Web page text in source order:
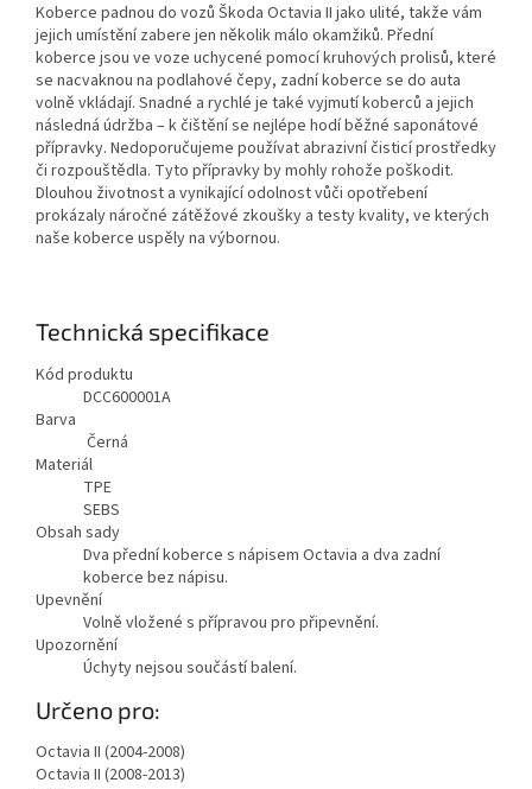
Koberce padnou do vozů Škoda Octavia II jako ulité, takže vám
jejich umístění zabere jen několik málo okamžiků. Přední
koberce jsou ve voze uchycené pomocí kruhových prolisů, které
se nacvaknou na podlahové čepy, zadní koberce se do auta
volně vkládají. Snadné a rychlé je také vyjmutí koberců a jejich
následná údržba – k čištění se nejlépe hodí běžné saponátové
přípravky. Nedoporučujeme používat abrazivní čisticí prostředky
či rozpouštědla. Tyto přípravky by mohly rohože poškodit.
Dlouhou životnost a vynikající odolnost vůči opotřebení
prokázaly náročné zátěžové zkoušky a testy kvality, ve kterých
naše koberce uspěly na výbornou.
Technická specifikace
Kód produktu
DCC600001A
Barva
Černá
Materiál
TPE
SEBS
Obsah sady
Dva přední koberce s nápisem Octavia a dva zadní
koberce bez nápisu.
Upevnění
Volně vložené s přípravou pro připevnění.
Upozornění
Úchyty nejsou součástí balení.
Určeno pro:
Octavia II (2004-2008)
Octavia II (2008-2013)